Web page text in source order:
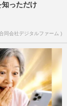
知っただけ
同会社デジタルファーム )